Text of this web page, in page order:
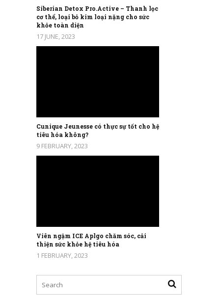
Siberian Detox Pro.Active – Thanh lọc
cơ thể, loại bỏ kim loại nặng cho sức
khỏe toàn diện
17 JUNE, 2023
Cunique Jeunesse có thực sự tốt cho hệ
tiêu hóa không?
9 FEBRUARY, 2023
Viên ngậm ICE Aplgo chăm sóc, cải
thiện sức khỏe hệ tiêu hóa
1 FEBRUARY, 2023